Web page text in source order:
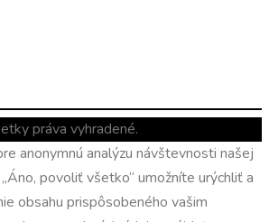
práva vyhradené.
anonymnú analýzu návštevnosti našej
povoliť všetko“ umožníte urýchliť a
obsahu prispôsobeného vašim